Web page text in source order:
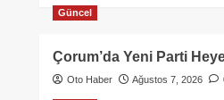
Güncel
Çorum’da Yeni Parti
Oto Haber Ağustos 7, 2026